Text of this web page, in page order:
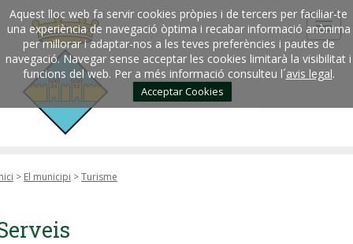
Aquest lloc web fa servir cookies pròpies i de tercers per faciliar-te
una experiència de navegació òptima i recabar informació anònima
per millorar i adaptar-nos a les teves preferències i pautes de
navegació. Navegar sense acceptar les cookies limitarà la visibilitat i
funcions del web. Per a més informació consulteu l´avis legal.
Acceptar Cookies
> El municipi >Turisme